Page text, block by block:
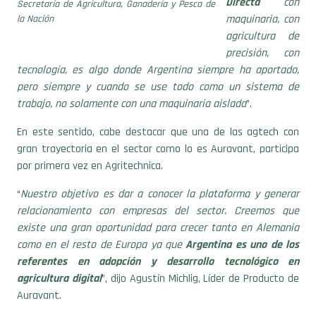
Secretaría de Agricultura, Ganadería y Pesca de
la Nación
maquinaria, con
agricultura de
precisión, con
tecnología, es algo donde Argentina siempre ha aportado,
pero siempre y cuando se use todo como un sistema de
trabajo, no solamente con una maquinaria aislada”.
En este sentido, cabe destacar que una de las agtech con
gran trayectoria en el sector como lo es Auravant, participa
por primera vez en Agritechnica.
“Nuestro objetivo es dar a conocer la plataforma y generar
relacionamiento con empresas del sector. Creemos que
existe una gran oportunidad para crecer tanto en Alemania
como en el resto de Europa ya queArgentina es uno de los
referentes en adopción y desarrollo tecnológico en
agricultura digital”, dijo Agustín Michlig, Líder de Producto de
Auravant.